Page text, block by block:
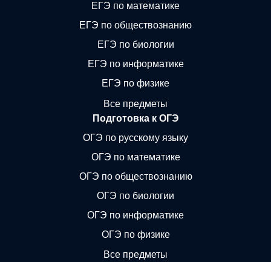
ЕГЭ по математике
ЕГЭ по обществознанию
ЕГЭ по биологии
ЕГЭ по информатике
ЕГЭ по физике
Все предметы
Подготовка к ОГЭ
ОГЭ по русскому языку
ОГЭ по математике
ОГЭ по обществознанию
ОГЭ по биологии
ОГЭ по информатике
ОГЭ по физике
Все предметы